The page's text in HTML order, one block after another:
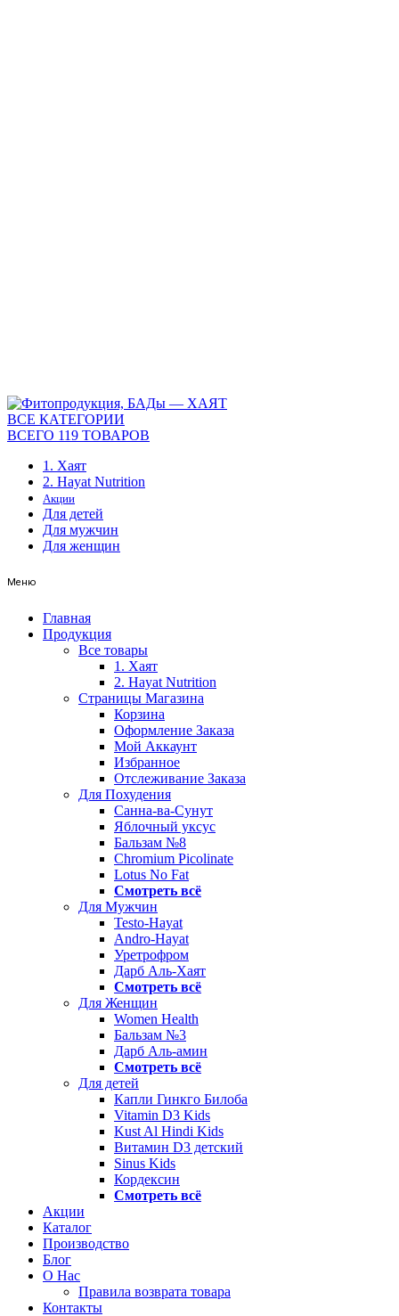
ВСЕ КАТЕГОРИИ
ВСЕГО 119 ТОВАРОВ
1. Хаят
2. Hayat Nutrition
Акции
Для детей
Для мужчин
Для женщин
Меню
Главная
Продукция
Все товары
1. Хаят
2. Hayat Nutrition
Страницы Магазина
Корзина
Оформление Заказа
Мой Аккаунт
Избранное
Отслеживание Заказа
Для Похудения
Санна-ва-Сунут
Яблочный уксус
Бальзам №8
Chromium Picolinate
Lotus No Fat
Смотреть всё
Для Мужчин
Testo-Hayat
Andro-Hayat
Уретрофром
Дарб Аль-Хаят
Смотреть всё
Для Женщин
Women Health
Бальзам №3
Дарб Аль-амин
Смотреть всё
Для детей
Капли Гинкго Билоба
Vitamin D3 Kids
Kust Al Hindi Kids
Витамин D3 детский
Sinus Kids
Кордексин
Смотреть всё
Акции
Каталог
Производство
Блог
О Нас
Правила возврата товара
Контакты